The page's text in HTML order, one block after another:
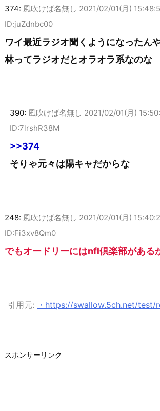
374: 風吹けば名無し 2021/02/01(月)
ID:juZdnbc00
ワイ最近ラジオ聞くようになったん
林ってラジオだとオラオラ系なのな
390: 風吹けば名無し 2021/02/01(月)
ID:7lrshR38M
>>374
そりゃ元々は陽キャだからな
248: 風吹けば名無し 2021/02/01(月)
ID:Fi3xv8Qm0
でもオードリーにはnfl倶楽部がある
引用元:
・https://swallow.5ch.net/
スポンサーリンク